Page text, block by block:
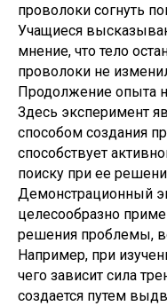
проволоки согнуть
Учащиеся
мнение, что тело
проволоки не
Продолжение опыта
Здесь эксперимент
способом создания
способствует
поиску при ее
Демонстрационный
целесообразно
решения проблемы,
Например, при
чего зависит сила
создается путем